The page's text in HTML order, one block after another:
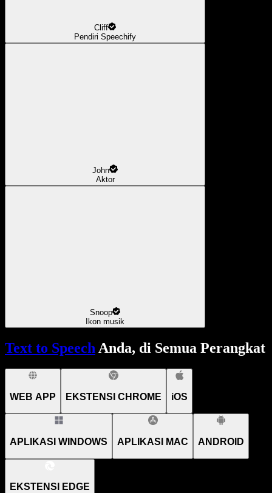
Cliff
Pendiri Speechify
John
Aktor
Snoop
Ikon musik
Text to SpeechAnda, di Semua Perangkat
WEB APP EKSTENSI CHROME iOS
APLIKASI WINDOWS APLIKASI MAC ANDROID
EKSTENSI EDGE